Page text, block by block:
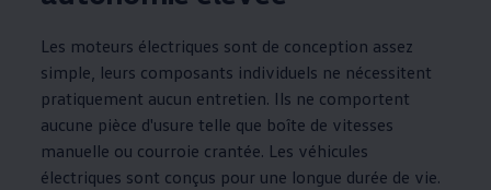
Les moteurs électriques sont de conception assez
simple, leurs composants individuels ne nécessitent
pratiquement aucun entretien. Ils ne comportent
aucune pièce d'usure telle que boîte de vitesses
manuelle ou courroie crantée. Les véhicules
électriques sont conçus pour une longue durée de vie.